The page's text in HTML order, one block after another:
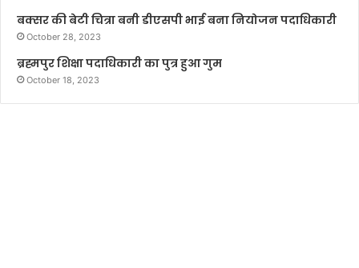
बक्सर की बेटी चित्रा बनी डीएसपी भाई बना नियोजन पदाधिकारी
October 28, 2023
ब्रह्मपुर शिक्षा पदाधिकारी का पुत्र हुआ गुम
October 18, 2023